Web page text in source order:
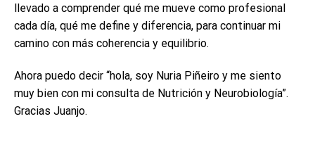
llevado a comprender qué me mueve como profesional
cada día, qué me define y diferencia, para continuar mi
camino con más coherencia y equilibrio.
Ahora puedo decir “hola, soy Nuria Piñeiro y me siento
muy bien con mi consulta de Nutrición y Neurobiología”.
Gracias Juanjo.